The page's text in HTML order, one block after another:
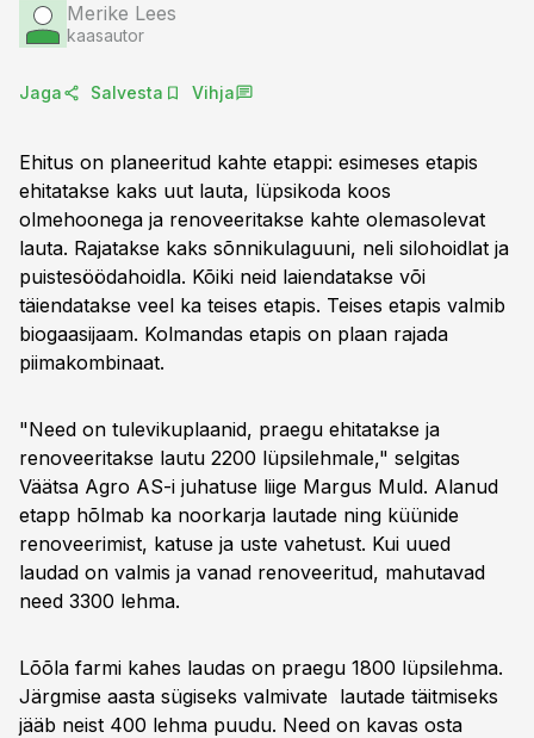
Merike Lees
kaasautor
Jaga Salvesta Vihja
Ehitus on planeeritud kahte etappi: esimeses etapis
ehitatakse kaks uut lauta, lüpsikoda koos
olmehoonega ja renoveeritakse kahte olemasolevat
lauta. Rajatakse kaks sõnnikulaguuni, neli silohoidlat ja
puistesöödahoidla. Kõiki neid laiendatakse või
täiendatakse veel ka teises etapis. Teises etapis valmib
biogaasijaam. Kolmandas etapis on plaan rajada
piimakombinaat.
"Need on tulevikuplaanid, praegu ehitatakse ja
renoveeritakse lautu 2200 lüpsilehmale," selgitas
Väätsa Agro AS-i juhatuse liige Margus Muld. Alanud
etapp hõlmab ka noorkarja lautade ning küünide
renoveerimist, katuse ja uste vahetust. Kui uued
laudad on valmis ja vanad renoveeritud, mahutavad
need 3300 lehma.
Lõõla farmi kahes laudas on praegu 1800 lüpsilehma.
Järgmise aasta sügiseks valmivate lautade täitmiseks
jääb neist 400 lehma puudu. Need on kavas osta